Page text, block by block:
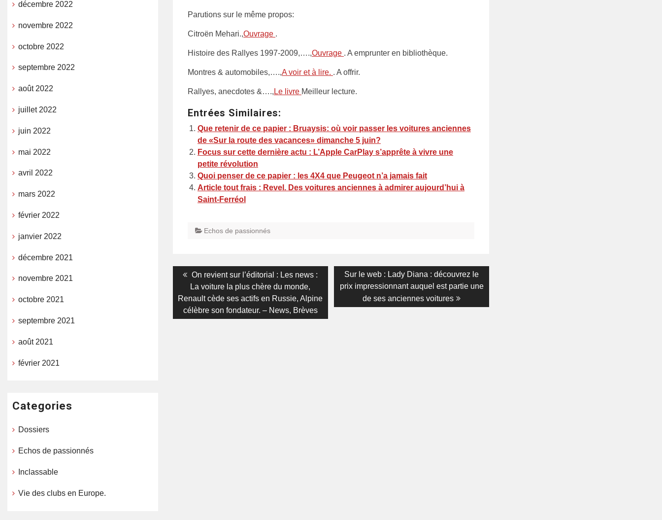
Parutions sur le même propos:
Citroën Mehari.,Ouvrage .
Histoire des Rallyes 1997-2009,….,Ouvrage . A emprunter en bibliothèque.
Montres & automobiles,….,A voir et à lire. . A offrir.
Rallyes, anecdotes &…., Le livre Meilleur lecture.
Entrées Similaires:
Que retenir de ce papier : Bruaysis: où voir passer les voitures anciennes
de «Sur la route des vacances» dimanche 5 juin?
Focus sur cette dernière actu : L’Apple CarPlay s’apprête à vivre une
petite révolution
Quoi penser de ce papier : les 4X4 que Peugeot n’a jamais fait
Article tout frais : Revel. Des voitures anciennes à admirer aujourd’hui à
Saint-Ferréol
Echos de passionnés
Navigation
l’article
Previous
post:
On revient sur l’éditorial : Les news :
La voiture la plus chère du monde,
Renault cède ses actifs en Russie, Alpine
célèbre son fondateur. – News, Brèves
Next
post:
Sur le web : Lady Diana : découvrez le
prix impressionnant auquel est partie une
de ses anciennes voitures
décembre 2022
novembre 2022
octobre 2022
septembre 2022
août 2022
juillet 2022
juin 2022
mai 2022
avril 2022
mars 2022
février 2022
janvier 2022
décembre 2021
novembre 2021
octobre 2021
septembre 2021
août 2021
février 2021
Categories
Dossiers
Echos de passionnés
Inclassable
Vie des clubs en Europe.